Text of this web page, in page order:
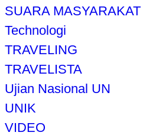
SUARA MASYARAKAT
Technologi
TRAVELING
TRAVELISTA
Ujian Nasional UN
UNIK
VIDEO